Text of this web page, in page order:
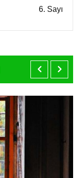
6. Sayı